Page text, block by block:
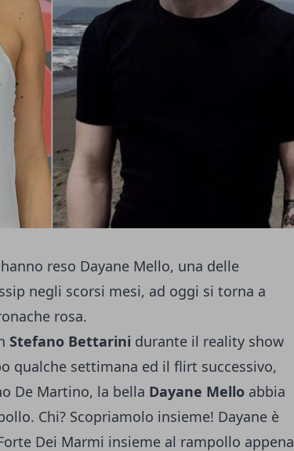
reso Dayane Mello, una delle
negli scorsi mesi, ad oggi si torna a
rosa.
Stefano Bettarini durante il reality show
qualche settimana ed il flirt successivo,
De Martino, la bella Dayane Mello abbia
Chi? Scopriamolo insieme! Dayane è
Dei Marmi insieme al rampollo appena